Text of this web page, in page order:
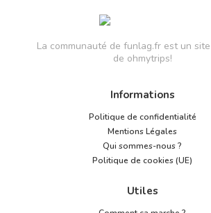
La communauté de funlag.fr est un
de ohmytrips!
Informations
Politique de confidentialité
Mentions Légales
Qui sommes-nous ?
Politique de cookies (UE)
Utiles